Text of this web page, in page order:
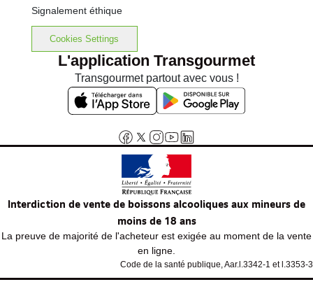
Signalement éthique
Cookies Settings
L'application Transgourmet
Transgourmet partout avec vous !
Interdiction de vente de boissons alcooliques aux mineurs de
moins de 18 ans
La preuve de majorité de l'acheteur est exigée au moment de la vente
en ligne.
Code de la santé publique, Aar.l.3342-1 et l.3353-3